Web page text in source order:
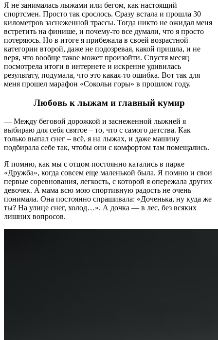
Я не занималась лыжами или бегом, как настоящий
спортсмен. Просто так срослось. Сразу встала и прошла 30
километров заснеженной трассы. Тогда никто не ожидал меня
встретить на финише, и почему-то все думали, что я просто
потеряюсь. Но в итоге я прибежала в своей возрастной
категории второй, даже не подозревая, какой пришла, и не
веря, что вообще такое может произойти. Спустя месяц
посмотрела итоги в интернете и искренне удивилась
результату, подумала, что это какая-то ошибка. Вот так для
меня прошел марафон «Сокольи горы» в прошлом году.
Любовь к лыжам и главный кумир
— Между беговой дорожкой и заснеженной лыжней я
выбираю для себя святое – то, что с самого детства. Как
только выпал снег – всё, я на лыжах, и даже машину
подбирала себе так, чтобы они с комфортом там помещались.
Я помню, как мы с отцом постоянно катались в парке
«Дружба», когда совсем еще маленькой была. Я помню и свои
первые соревнования, легкость, с которой я опережала других
девочек. А мама всю мою спортивную радость не очень
понимала. Она постоянно спрашивала: «Доченька, ну куда же
ты? На улице снег, холод…». А дочка — в лес, без всяких
лишних вопросов.